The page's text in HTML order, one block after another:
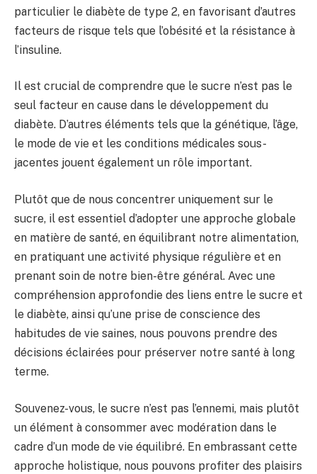
particulier le diabète de type 2, en favorisant d’autres
facteurs de risque tels que l’obésité et la résistance à
l’insuline.
Il est crucial de comprendre que le sucre n’est pas le
seul facteur en cause dans le développement du
diabète. D’autres éléments tels que la génétique, l’âge,
le mode de vie et les conditions médicales sous-
jacentes jouent également un rôle important.
Plutôt que de nous concentrer uniquement sur le
sucre, il est essentiel d’adopter une approche globale
en matière de santé, en équilibrant notre alimentation,
en pratiquant une activité physique régulière et en
prenant soin de notre bien-être général. Avec une
compréhension approfondie des liens entre le sucre et
le diabète, ainsi qu’une prise de conscience des
habitudes de vie saines, nous pouvons prendre des
décisions éclairées pour préserver notre santé à long
terme.
Souvenez-vous, le sucre n’est pas l’ennemi, mais plutôt
un élément à consommer avec modération dans le
cadre d’un mode de vie équilibré. En embrassant cette
approche holistique, nous pouvons profiter des plaisirs